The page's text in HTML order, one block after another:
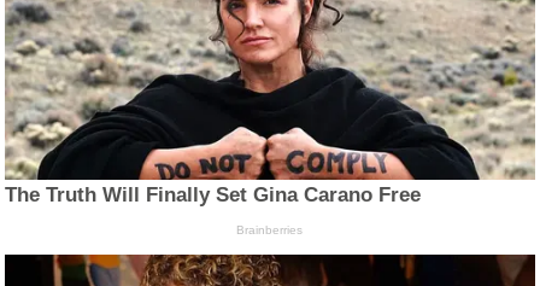
The Truth Will Finally Set Gina Carano Free
Brainberries